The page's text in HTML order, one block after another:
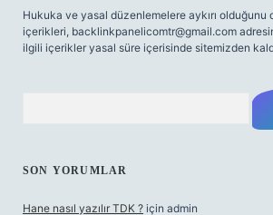
Hukuka ve yasal düzenlemelere aykırı olduğunu
içerikleri, backlinkpanelicomtr@gmail.com
ilgili içerikler yasal süre içerisinde sitemizden
SON YORUMLAR
Hane nasıl yazılır TDK ? için admin